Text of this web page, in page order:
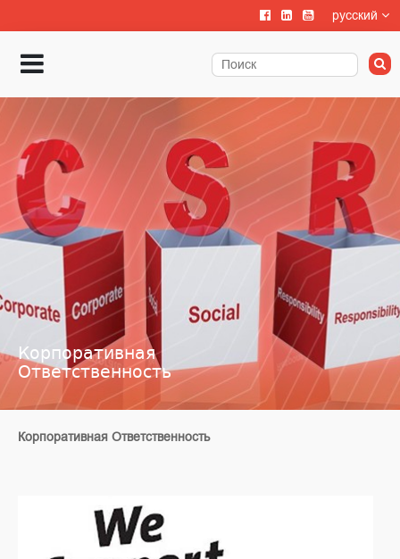
русский
Корпоративная
Ответственность
Корпоративная Ответственность